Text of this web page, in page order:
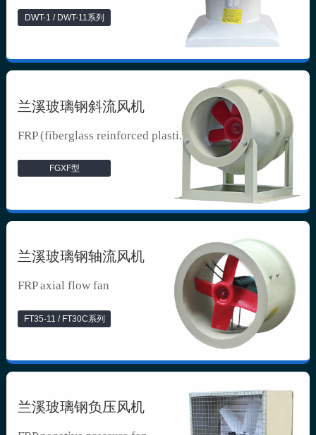
DWT-1 / DWT-11系列
兰溪玻璃钢斜流风机
FRP (fiberglass reinforced plasti...
FGXF型
兰溪玻璃钢轴流风机
FRP axial flow fan
FT35-11 / FT30C系列
兰溪玻璃钢负压风机